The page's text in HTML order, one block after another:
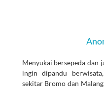
Menyukai bersepeda dan
ingin dipandu
sekitar Bromo dan